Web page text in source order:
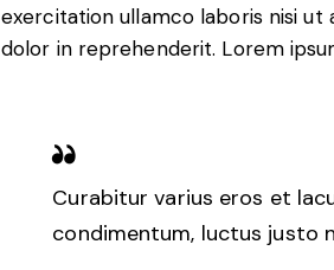
exercitation ullamco laboris nisi ut
dolor in reprehenderit. Lorem
Curabitur varius eros et
condimentum, luctus justo